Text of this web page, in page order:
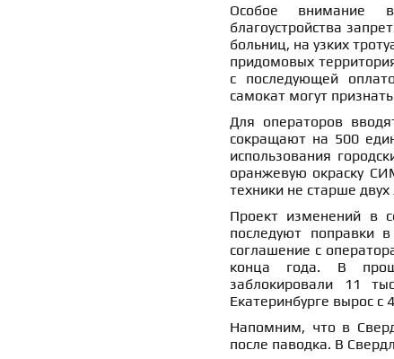
Особое внимание
благоустройства
больниц, на узких
придомовых
с последующей
самокат могут
Для операторов
сокращают на 500
использования
оранжевую окраску
техники не старше
Проект изменений в
последуют поправки
соглашение с
конца года. В
заблокировали 11
Екатеринбурге вырос с
Напомним, что в
после паводка. В